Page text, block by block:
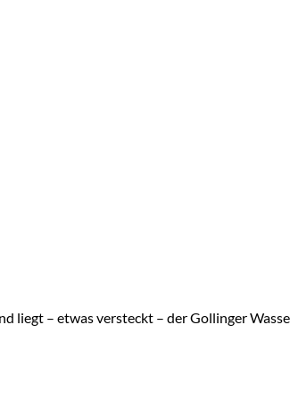
liegt – etwas versteckt – der Gollinger